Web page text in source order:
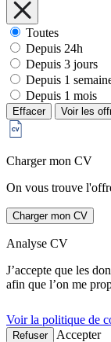
Toutes
Depuis 24h
Depuis 3 jours
Depuis 1
Depuis 1 mois
Effacer Voir les
Charger mon CV
On vous trouve
Charger mon CV
Analyse CV
J’accepte que les
afin que l’on me
Voir la politique de
Refuser Accepter